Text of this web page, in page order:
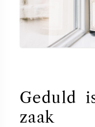
Geduld
zaak